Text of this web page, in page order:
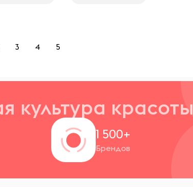
3 4 5
культура красоты
1 500+
Брендов